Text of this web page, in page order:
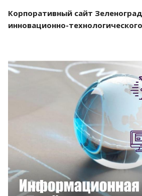
Корпоративный сайт
инновационно-
Смотреть проект